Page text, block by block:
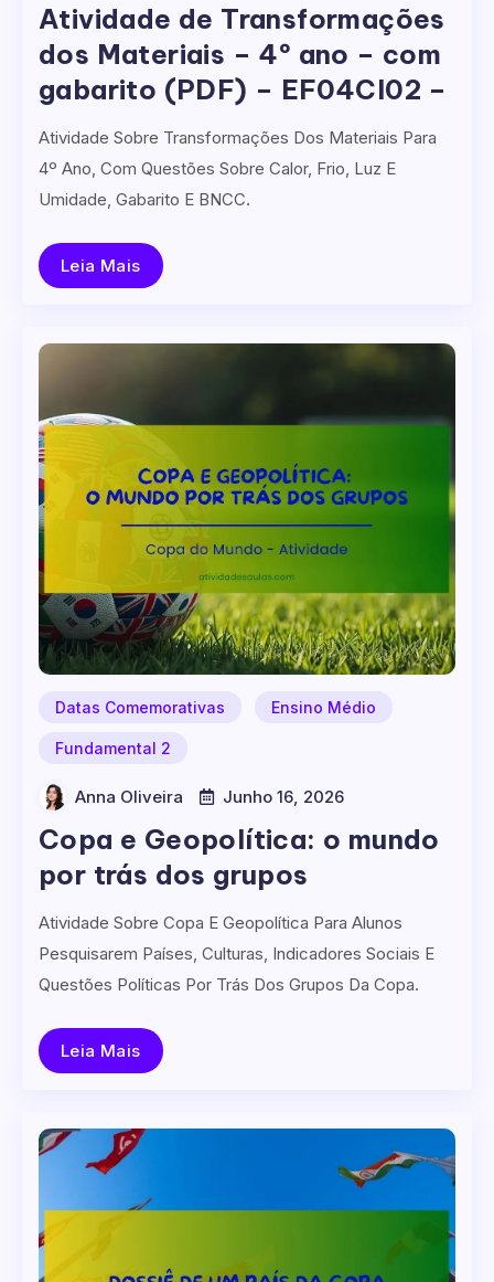
Atividade de Transformações
dos Materiais – 4º ano – com
gabarito (PDF) – EF04CI02 –
Atividade Sobre Transformações Dos Materiais Para
4º Ano, Com Questões Sobre Calor, Frio, Luz E
Umidade, Gabarito E BNCC.
Leia Mais
Datas Comemorativas Ensino Médio
Fundamental 2
Anna Oliveira Junho 16, 2026
Copa e Geopolítica: o mundo
por trás dos grupos
Atividade Sobre Copa E Geopolítica Para Alunos
Pesquisarem Países, Culturas, Indicadores Sociais E
Questões Políticas Por Trás Dos Grupos Da Copa.
Leia Mais